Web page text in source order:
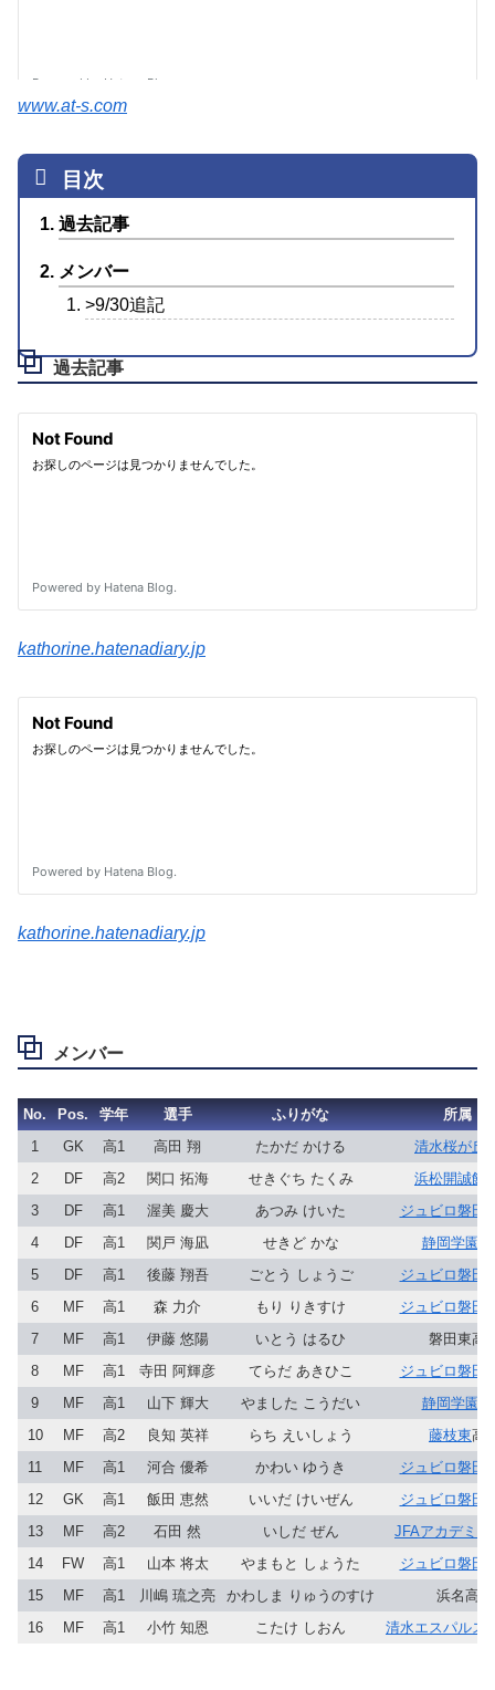
www.at-s.com
過去記事
メンバー
>9/30追記
過去記事
kathorine.hatenadiary.jp
kathorine.hatenadiary.jp
メンバー
No. Pos. 学年 選手 ふりがな
所属
1
GK 高1 高田 翔 たかだ かける 清水桜が丘
2
DF 高2 関口 拓海 せきぐち たくみ 浜松開誠館
3
DF 高1 渥美 慶大 あつみ けいた
ジュビロ磐田
4
DF 高1 関戸 海凪 せきど かな 静岡学園
5
DF 高1 後藤 翔吾 ごとう しょうご
ジュビロ磐田
6
MF 高1 森 力介 もり りきすけ
ジュビロ磐田
7
MF 高1 伊藤 悠陽 いとう はるひ
磐田東高
8
MF 高1 寺田 阿輝彦 てらだ あきひこ
ジュビロ磐田
9
MF 高1 山下 輝大 やました こうだい 静岡学園
10
MF 高2 良知 英祥 らち えいしょう 藤枝東高
11
MF 高1 河合 優希 かわい ゆうき
ジュビロ磐田
12
GK 高1 飯田 恵然 いいだ けいぜん
ジュビロ磐田
13
MF 高2 石田 然 いしだ ぜん
JFAアカデミー
14
FW 高1 山本 将太 やまもと しょうた
ジュビロ磐田
15
MF 高1 川嶋 琉之亮 かわしま りゅうのすけ
浜名高
16
MF 高1 小竹 知恩 こたけ しおん 清水エスパルス